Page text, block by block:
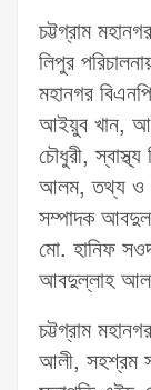
চট্টগ্রাম
লিপুর
মহানগর
আইয়ুব খান,
চৌধুরী,
আলম, তথ্য ও
সম্পাদক আবদুল
মো. হানিফ
আবদুল্লাহ আল
চট্টগ্রাম
আলী, সহশ্রম